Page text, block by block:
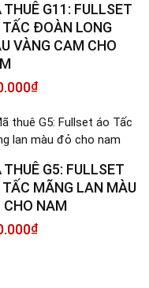
THUÊ G11: FULLSET
TẤC ĐOÀN LONG
VÀNG CAM CHO
₫
THUÊ G5: FULLSET
TẤC MÃNG LAN MÀU
NAM
₫